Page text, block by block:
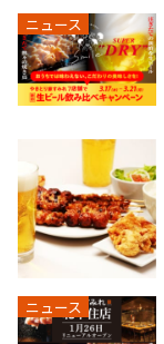
ニュース
ニュース